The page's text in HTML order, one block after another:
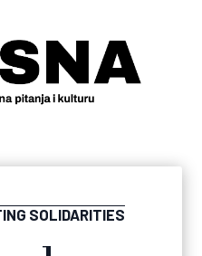
SOLIDARITIES